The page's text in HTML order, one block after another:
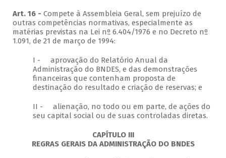
Art. 16 - Compete à Assembleia Geral, sem prejuízo de
outras competências normativas, especialmente as
matérias previstas na Lei nº 6.404/1976 e no Decreto nº
1.091, de 21 de março de 1994:
I - aprovação do Relatório Anual da
Administração do BNDES, e das demonstrações
financeiras que contenham proposta de
destinação do resultado e criação de reservas; e
II - alienação, no todo ou em parte, de ações do
seu capital social ou de suas controladas diretas.
CAPÍTULO III
REGRAS GERAIS DA ADMINISTRAÇÃO DO BNDES